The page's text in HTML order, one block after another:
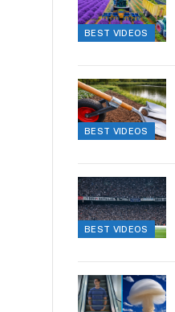
BEST VIDEOS
BEST VIDEOS
BEST VIDEOS